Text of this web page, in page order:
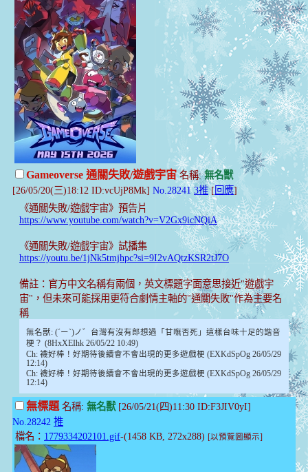
Gameoverse 通關失敗/遊戲宇宙名稱:無名獸
[26/05/20(三)18:12 ID:vcUjP8Mk] No.28241 3推[回應]
《通關失敗/遊戲宇宙》預告片
https://www.youtube.com/watch?v=V2Gx9icNQiA
《通關失敗/遊戲宇宙》試播集
https://youtu.be/1jNk5tmjhpc?si=9I2vAQtzKSR2tJ7O
備註：官方中文名稱有兩個，英文標題字面意思接近"遊戲宇
宙"，但未來可能採用更符合劇情主軸的"通關失敗"作為主要名
稱
無名獸: (´ー`)ノ゛台灣有沒有郎想過「甘嘸否死」這樣台味十足的諧音
梗？ (8HxXEIhk 26/05/22 10:49)
Ch: 襪好棒！好期待後續會不會出現的更多遊戲梗 (EXKdSpOg 26/05/29
12:14)
Ch: 襪好棒！好期待後續會不會出現的更多遊戲梗 (EXKdSpOg 26/05/29
12:14)
無標題名稱: 無名獸[26/05/21(四)11:30 ID:F3JIV0yI]
No.28242 推
檔名： 1779334202101.gif-(1458 KB, 272x288) [以預覽圖顯示]